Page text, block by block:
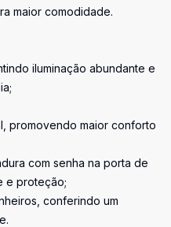
maior comodidade.
iluminação abundante e
promovendo maior conforto
com senha na porta de
e proteção;
conferindo um